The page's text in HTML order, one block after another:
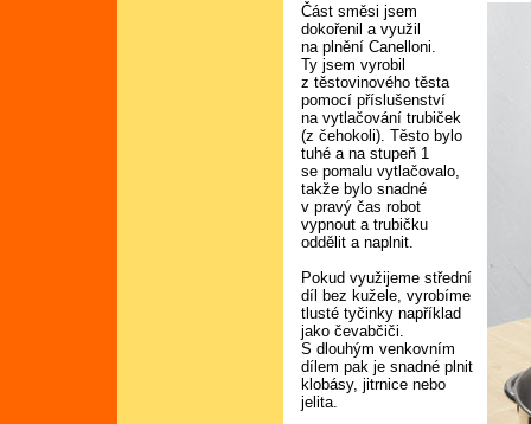
Část směsi jsem
dokořenil a využil
na plnění Canelloni.
Ty jsem vyrobil
z těstovinového těsta
pomocí příslušenství
na vytlačování trubiček
(z čehokoli). Těsto bylo
tuhé a na stupeň 1
se pomalu vytlačovalo,
takže bylo snadné
v pravý čas robot
vypnout a trubičku
oddělit a naplnit.
Pokud využijeme střední
díl bez kužele, vyrobíme
tlusté tyčinky například
jako čevabčiči.
S dlouhým venkovním
dílem pak je snadné plnit
klobásy, jitrnice nebo
jelita.